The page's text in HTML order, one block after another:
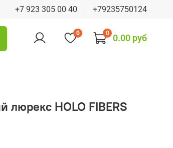
+7 923 305 00 40 +79235750124
0 0 0.00 руб
люрекс HOLO FIBERS